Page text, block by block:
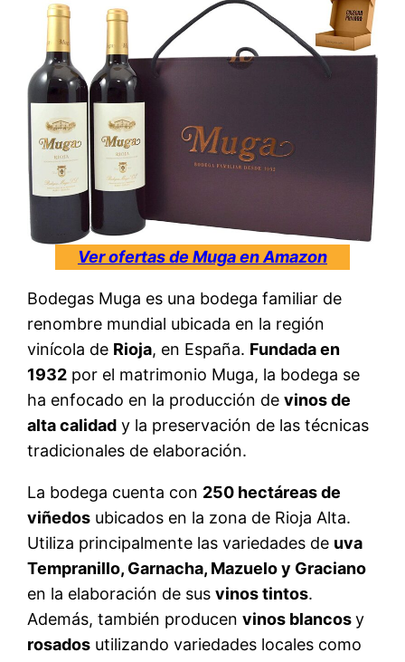
Ver ofertas de Muga en Amazon
Bodegas Muga es una bodega familiar de
renombre mundial ubicada en la región
vinícola de Rioja, en España. Fundada en
1932 por el matrimonio Muga, la bodega se
ha enfocado en la producción devinos de
alta calidad y la preservación de las técnicas
tradicionales de elaboración.
La bodega cuenta con 250 hectáreas de
viñedos ubicados en la zona de Rioja Alta.
Utiliza principalmente las variedades de uva
Tempranillo, Garnacha, Mazuelo y Graciano
en la elaboración de susvinos tintos.
Además, también producenvinos blancosy
rosados utilizando variedades locales como